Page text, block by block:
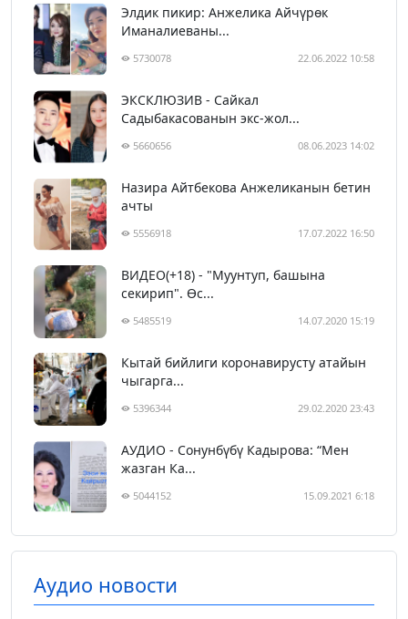
Элдик пикир: Анжелика Айчүрөк
Иманалиеваны...
5730078 22.06.2022 10:58
ЭКСКЛЮЗИВ - Сайкал
Садыбакасованын экс-жол...
5660656 08.06.2023 14:02
Назира Айтбекова Анжеликанын бетин
ачты
5556918 17.07.2022 16:50
ВИДЕО(+18) - "Муунтуп, башына
секирип". Өс...
5485519 14.07.2020 15:19
Кытай бийлиги коронавирусту атайын
чыгарга...
5396344 29.02.2020 23:43
АУДИО - Сонунбүбү Кадырова: “Мен
жазган Ка...
5044152 15.09.2021 6:18
Аудио новости